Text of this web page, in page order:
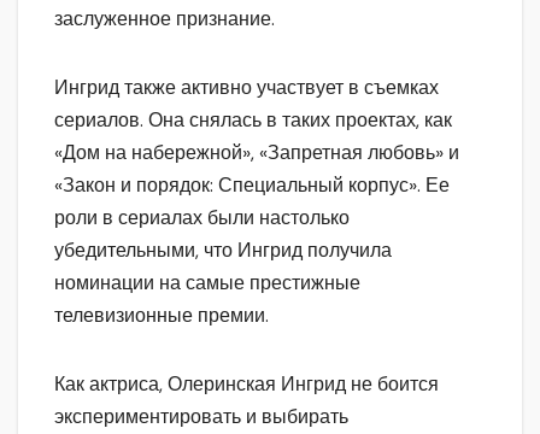
заслуженное признание.
Ингрид также активно участвует в съемках
сериалов. Она снялась в таких проектах, как
«Дом на набережной», «Запретная любовь» и
«Закон и порядок: Специальный корпус». Ее
роли в сериалах были настолько
убедительными, что Ингрид получила
номинации на самые престижные
телевизионные премии.
Как актриса, Олеринская Ингрид не боится
экспериментировать и выбирать